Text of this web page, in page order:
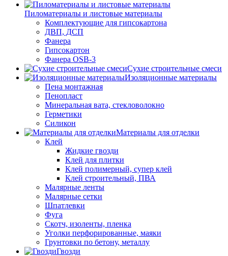
Пиломатериалы и листовые материалы
Комплектующие для гипсокартона
ДВП, ДСП
Фанера
Гипсокартон
Фанера OSB-3
Сухие строительные смеси
Изоляционные материалы
Пена монтажная
Пенопласт
Минеральная вата, стекловолокно
Герметики
Силикон
Материалы для отделки
Клей
Жидкие гвозди
Клей для плитки
Клей полимерный, супер клей
Клей строительный, ПВА
Малярные ленты
Малярные сетки
Шпатлевки
Фуга
Скотч, изоленты, пленка
Уголки перфорированные, маяки
Грунтовки по бетону, металлу
Гвозди